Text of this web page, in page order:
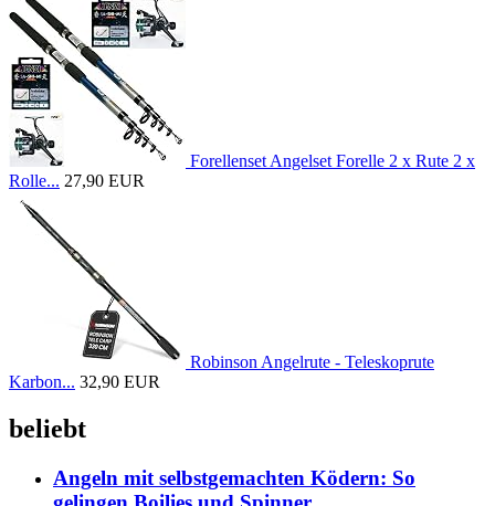
Forellenset Angelset Forelle 2 x Rute 2 x
Rolle... 27,90 EUR
Robinson Angelrute - Teleskoprute
Karbon... 32,90 EUR
beliebt
Angeln mit selbstgemachten Ködern: So